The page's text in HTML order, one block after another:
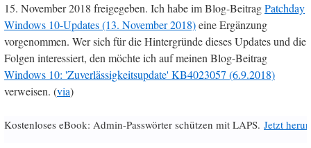
15. November 2018 freigegeben. Ich habe im Blog-BeitragPatchday
Windows 10-Updates (13. November 2018)eine Ergänzung
vorgenommen. Wer sich für die Hintergründe dieses Updates und die
Folgen interessiert, den möchte ich auf meinen Blog-Beitrag
Windows 10: 'Zuverlässigkeitsupdate' KB4023057 (6.9.2018)
verweisen. (via)
Kostenloses eBook: Admin-Passwörter schützen mit LAPS. Jetzt